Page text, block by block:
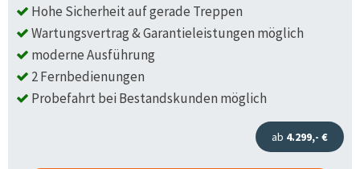
Hohe Sicherheit auf gerade Treppen
Wartungsvertrag & Garantieleistungen möglich
moderne Ausführung
2 Fernbedienungen
Probefahrt bei Bestandskunden möglich
ab 4.299,- €